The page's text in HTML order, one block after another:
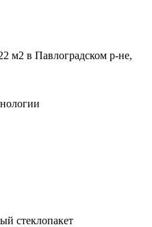
м2 в Павлоградском р-не,
стеклопакет